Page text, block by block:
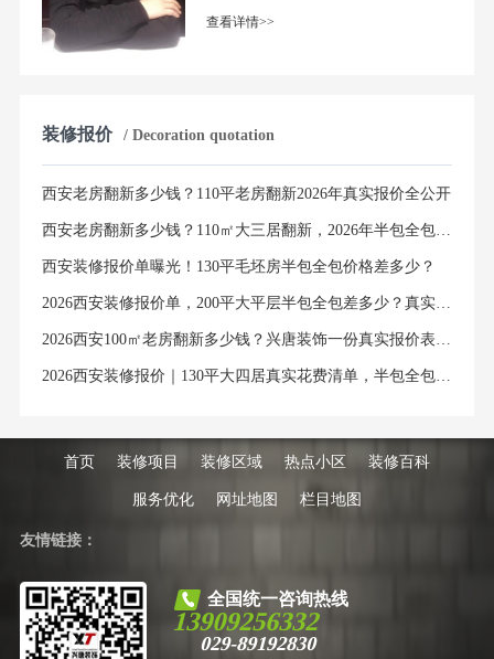
查看详情>>
装修报价 / Decoration quotation
西安老房翻新多少钱？110平老房翻新2026年真实报价全公开
西安老房翻新多少钱？110㎡大三居翻新，2026年半包全包价格明细清单
西安装修报价单曝光！130平毛坯房半包全包价格差多少？
2026西安装修报价单，200平大平层半包全包差多少？真实避坑指南
2026西安100㎡老房翻新多少钱？兴唐装饰一份真实报价表，说透所有隐藏费用
2026西安装修报价｜130平大四居真实花费清单，半包全包价格全解析
首页 装修项目 装修区域 热点小区 装修百科
服务优化 网址地图 栏目地图
友情链接：
全国统一咨询热线
13909256332
029-89192830